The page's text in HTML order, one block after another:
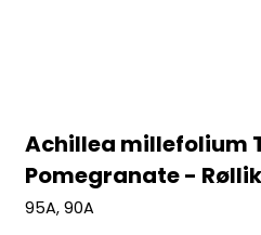
Achillea millefolium
Pomegranate -
95A, 90A